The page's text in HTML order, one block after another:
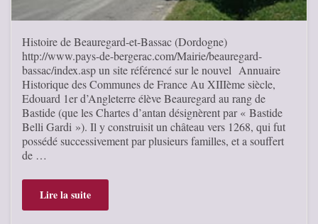
Histoire de Beauregard-et-Bassac (Dordogne)
http://www.pays-de-bergerac.com/Mairie/beauregard-
bassac/index.asp un site référencé sur le nouvel Annuaire
Historique des Communes de France Au XIIIème siècle,
Edouard 1er d’Angleterre élève Beauregard au rang de
Bastide (que les Chartes d’antan désignèrent par « Bastide
Belli Gardi »). Il y construisit un château vers 1268, qui fut
possédé successivement par plusieurs familles, et a souffert
de …
Lire la suite